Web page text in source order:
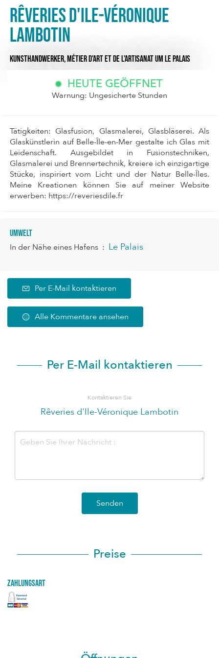
Rêveries d'Ile-Véronique
Lambotin
KUNSTHANDWERKER,MÉTIER D'ART ET DE L'ARTISANATUM LE PALAIS
HEUTE GEÖFFNET
Warnung: Ungesicherte Stunden
Tätigkeiten: Glasfusion, Glasmalerei, Glasbläserei. Als
Glaskünstlerin auf Belle-Île-en-Mer gestalte ich Glas mit
Leidenschaft. Ausgebildet in Fusionstechniken,
Glasmalerei und Brennertechnik, kreiere ich einzigartige
Stücke, inspiriert vom Licht und der Natur Belle-Îles.
Meine Kreationen können Sie auf meiner Website
erwerben: https://reveriesdile.fr
Umwelt
In der Nähe eines Hafens : Le Palais
Per E-Mail kontaktieren
Alle Kommentare ansehen
Per E-Mail kontaktieren
Kontaktieren Sie
Rêveries d'Ile-Véronique Lambotin
Senden
Preise
Zahlungsart